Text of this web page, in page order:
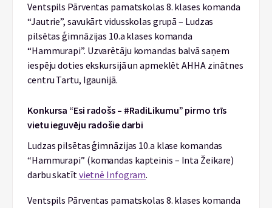
Ventspils Pārventas pamatskolas 8. klases komanda
“Jautrie”, savukārt vidusskolas grupā – Ludzas
pilsētas ģimnāzijas 10.a klases komanda
“Hammurapi”. Uzvarētāju komandas balvā saņem
iespēju doties ekskursijā un apmeklēt AHHA zinātnes
centru Tartu, Igaunijā.
Konkursa “Esi radošs – #RadiLikumu” pirmo trīs
vietu ieguvēju radošie darbi
Ludzas pilsētas ģimnāzijas 10.a klase komandas
“Hammurapi” (komandas kapteinis – Inta Žeikare)
darbu skatītvietnē Infogram.
Ventspils Pārventas pamatskolas 8. klases komanda